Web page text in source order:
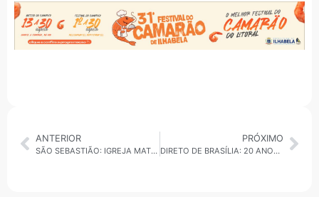
ANTERIOR
SÃO SEBASTIÃO: IGREJA MATRIZ RECEBE 1º ENCONTRO DE CORAIS – LITORAL EM CANTO
PRÓXIMO
DIRETO DE BRASÍLIA: 20 ANOS DE REPUBLICANOS TEM PIROTECNIA COM TARCÍSIO, MANGA, MARCOS PEREIRA NO PALCO E NA PLATEIA KASSAB, VALDEMAR E BALEIA ROSSI